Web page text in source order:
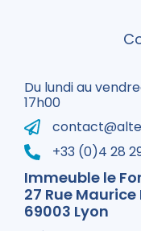
Du lundi au
17h00
+33 (0)4 28 29
Immeuble le
27 Rue
69003 Lyon